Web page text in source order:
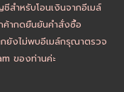
สำหรับโอนเงินจากอีเมล์
ากดยืนยันคำสั่งซื้อ
ยังไม่พบอีเมล์กรุณาตรวจ
ของท่านค่ะ